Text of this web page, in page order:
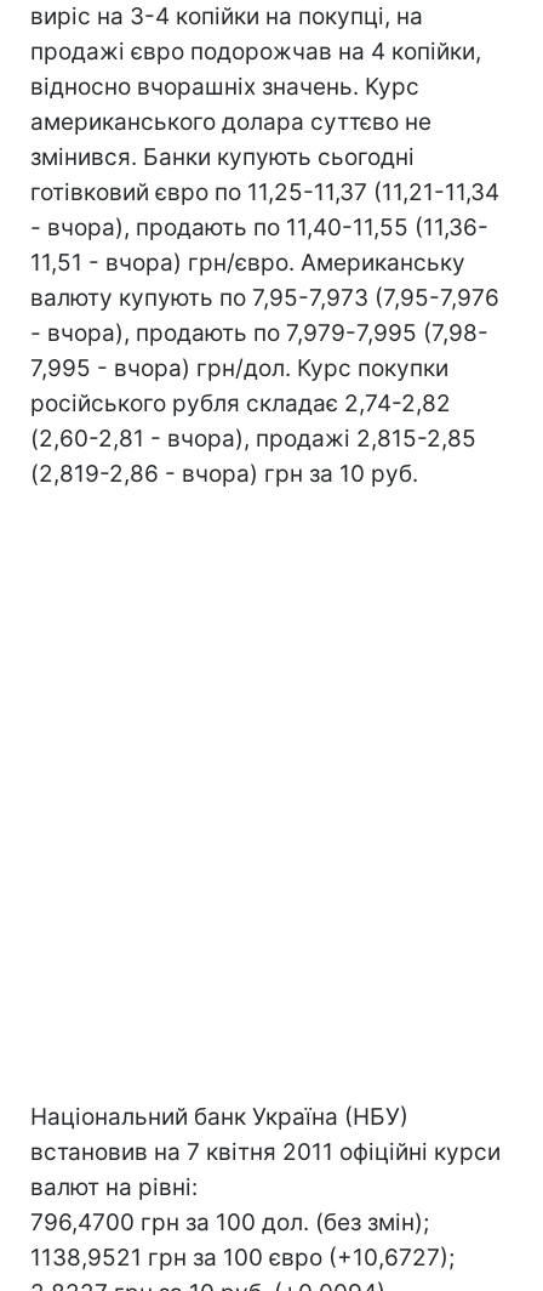
виріс на 3-4 копійки на покупці, на
продажі євро подорожчав на 4 копійки,
відносно вчорашніх значень. Курс
американського долара суттєво не
змінився. Банки купують сьогодні
готівковий євро по 11,25-11,37 (11,21-11,34
- вчора), продають по 11,40-11,55 (11,36-
11,51 - вчора) грн/євро. Американську
валюту купують по 7,95-7,973 (7,95-7,976
- вчора), продають по 7,979-7,995 (7,98-
7,995 - вчора) грн/дол. Курс покупки
російського рубля складає 2,74-2,82
(2,60-2,81 - вчора), продажі 2,815-2,85
(2,819-2,86 - вчора) грн за 10 руб.
Національний банк Україна (НБУ)
встановив на 7 квітня 2011 офіційні курси
валют на рівні:
796,4700 грн за 100 дол. (без змін);
1138,9521 грн за 100 євро (+10,6727);